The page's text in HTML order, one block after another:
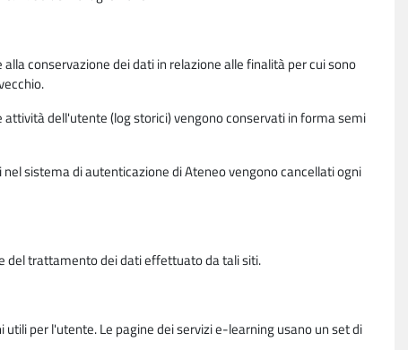
conservazione dei dati in relazione alle finalità per cui sono
dell'utente (log storici) vengono conservati in forma semi
sistema di autenticazione di Ateneo vengono cancellati ogni
del trattamento dei dati effettuato da tali siti.
per l'utente. Le pagine dei servizi e-learning usano un set di